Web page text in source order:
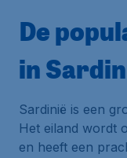
De
in
Sardinië is een
Het eiland wordt
en heeft een